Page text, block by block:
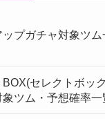
プガチャ対象ツ
セレクトボッ
ツム・予想確率一